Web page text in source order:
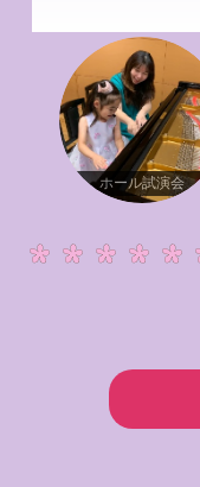
ホール試演会